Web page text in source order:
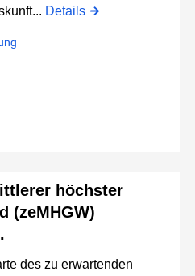
Details
höchster
(zeMHGW)
des zu erwartenden